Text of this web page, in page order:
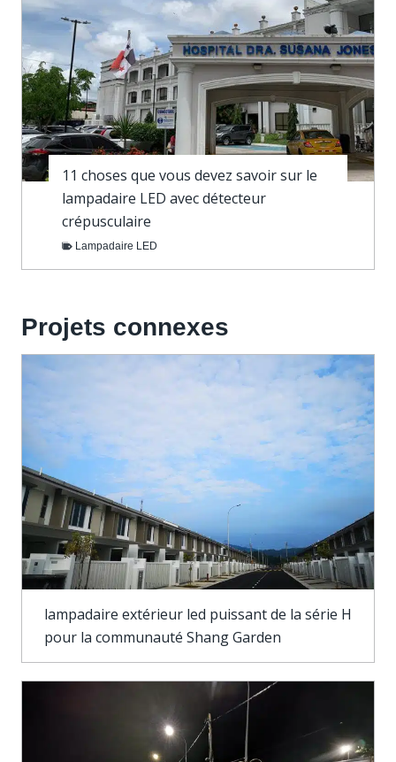
11 choses que vous devez savoir sur le
lampadaire LED avec détecteur
crépusculaire
Lampadaire LED
Projets connexes
lampadaire extérieur led puissant de la série H
pour la communauté Shang Garden